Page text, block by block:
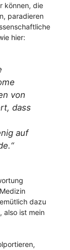
können, die
paradieren
hier:
von
dass
auf
dazu
also ist mein